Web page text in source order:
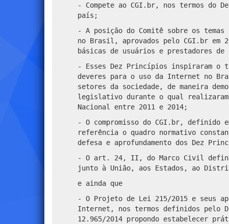
- Compete ao CGI.br, nos termos do
país;
- A posição do Comitê sobre os
no Brasil, aprovados pelo CGI.br em
básicas de usuários e prestadores
- Esses Dez Princípios inspiraram
deveres para o uso da Internet no
setores da sociedade, de maneira
legislativo durante o qual realizaram-
Nacional entre 2011 e 2014;
- O compromisso do CGI.br, definido
referência o quadro normativo
defesa e aprofundamento dos Dez
- O art. 24, II, do Marco Civil define
junto à União, aos Estados, ao
e ainda que
- O Projeto de Lei 215/2015 e seus
Internet, nos termos definidos pelo
12.965/2014 propondo estabelecer